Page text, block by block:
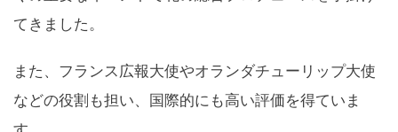
てきました。
また、フランス広報大使やオランダチューリップ大使
などの役割も担い、国際的にも高い評価を得ていま